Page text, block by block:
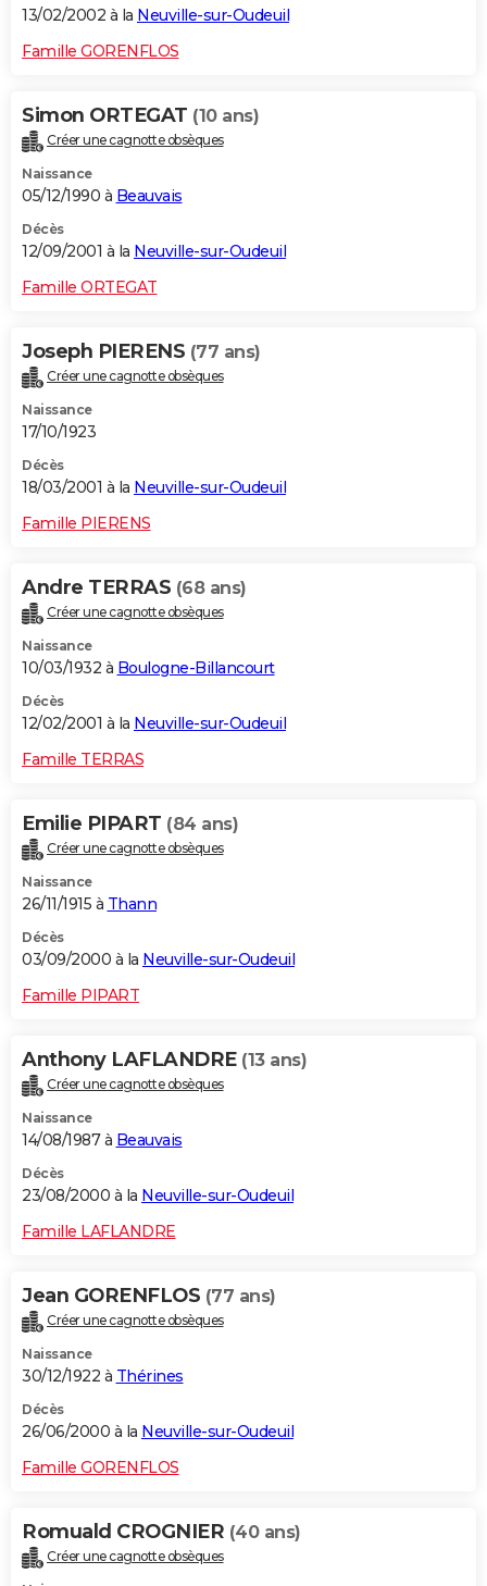
13/02/2002 à la Neuville-sur-Oudeuil
Famille GORENFLOS
Simon ORTEGAT (10 ans)
Créer une cagnotte obsèques
Naissance
05/12/1990 à Beauvais
Décès
12/09/2001 à la Neuville-sur-Oudeuil
Famille ORTEGAT
Joseph PIERENS (77 ans)
Créer une cagnotte obsèques
Naissance
17/10/1923
Décès
18/03/2001 à la Neuville-sur-Oudeuil
Famille PIERENS
Andre TERRAS (68 ans)
Créer une cagnotte obsèques
Naissance
10/03/1932 à Boulogne-Billancourt
Décès
12/02/2001 à la Neuville-sur-Oudeuil
Famille TERRAS
Emilie PIPART (84 ans)
Créer une cagnotte obsèques
Naissance
26/11/1915 à Thann
Décès
03/09/2000 à la Neuville-sur-Oudeuil
Famille PIPART
Anthony LAFLANDRE (13 ans)
Créer une cagnotte obsèques
Naissance
14/08/1987 à Beauvais
Décès
23/08/2000 à la Neuville-sur-Oudeuil
Famille LAFLANDRE
Jean GORENFLOS (77 ans)
Créer une cagnotte obsèques
Naissance
30/12/1922 à Thérines
Décès
26/06/2000 à la Neuville-sur-Oudeuil
Famille GORENFLOS
Romuald CROGNIER (40 ans)
Créer une cagnotte obsèques